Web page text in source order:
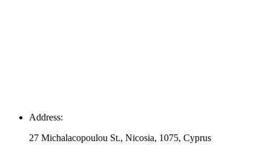
Address:
27 Michalacopoulou St., Nicosia, 1075, Cyprus